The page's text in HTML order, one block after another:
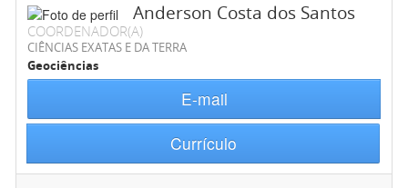
Anderson Costa dos Santos
COORDENADOR(A)
CIÊNCIAS EXATAS E DA TERRA
Geociências
E-mail
Currículo